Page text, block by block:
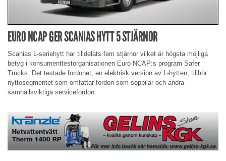
EURO NCAP GER SCANIAS HYTT 5 STJÄRNOR
Scanias L-seriehytt har tilldelats fem stjärnor vilket är högsta möjliga
betyg i konsumenttestorganisationen Euro NCAP:s program Safer
Trucks. Det testade fordonet, en elektrisk version av L-hytten, tillhör
nyttosegmentet som omfattar fordon som sopbilar och andra
samhällsviktiga servicefordon.